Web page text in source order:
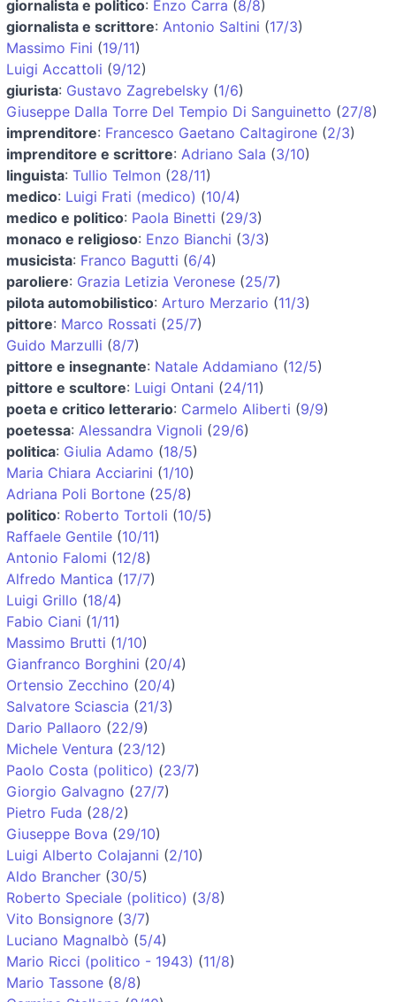
giornalista e politico: Enzo Carra (8/8)
giornalista e scrittore: Antonio Saltini (17/3)
Massimo Fini (19/11)
Luigi Accattoli (9/12)
giurista: Gustavo Zagrebelsky (1/6)
Giuseppe Dalla Torre Del Tempio Di Sanguinetto (27/8)
imprenditore: Francesco Gaetano Caltagirone (2/3)
imprenditore e scrittore: Adriano Sala (3/10)
linguista: Tullio Telmon (28/11)
medico: Luigi Frati (medico) (10/4)
medico e politico: Paola Binetti (29/3)
monaco e religioso: Enzo Bianchi (3/3)
musicista: Franco Bagutti (6/4)
paroliere: Grazia Letizia Veronese (25/7)
pilota automobilistico: Arturo Merzario (11/3)
pittore: Marco Rossati (25/7)
Guido Marzulli (8/7)
pittore e insegnante: Natale Addamiano (12/5)
pittore e scultore: Luigi Ontani (24/11)
poeta e critico letterario: Carmelo Aliberti (9/9)
poetessa: Alessandra Vignoli (29/6)
politica: Giulia Adamo (18/5)
Maria Chiara Acciarini (1/10)
Adriana Poli Bortone (25/8)
politico: Roberto Tortoli (10/5)
Raffaele Gentile (10/11)
Antonio Falomi (12/8)
Alfredo Mantica (17/7)
Luigi Grillo (18/4)
Fabio Ciani (1/11)
Massimo Brutti (1/10)
Gianfranco Borghini (20/4)
Ortensio Zecchino (20/4)
Salvatore Sciascia (21/3)
Dario Pallaoro (22/9)
Michele Ventura (23/12)
Paolo Costa (politico) (23/7)
Giorgio Galvagno (27/7)
Pietro Fuda (28/2)
Giuseppe Bova (29/10)
Luigi Alberto Colajanni (2/10)
Aldo Brancher (30/5)
Roberto Speciale (politico) (3/8)
Vito Bonsignore (3/7)
Luciano Magnalbò (5/4)
Mario Ricci (politico - 1943) (11/8)
Mario Tassone (8/8)